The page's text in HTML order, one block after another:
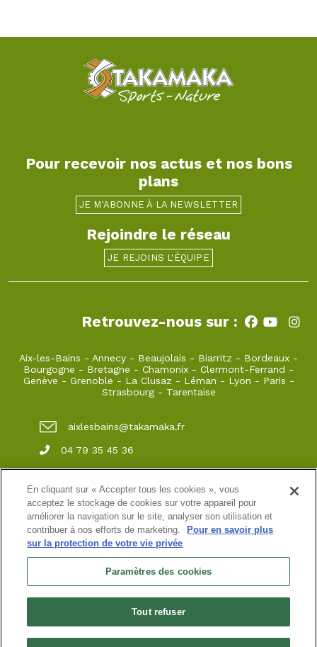
Pour recevoir nos actus et nos bons
plans
JE M'ABONNE À LA NEWSLETTER
Rejoindre le réseau
JE REJOINS L'ÉQUIPE
Retrouvez-nous sur :
Aix-les-Bains - Annecy - Beaujolais - Biarritz - Bordeaux -
Bourgogne - Bretagne - Chamonix - Clermont-Ferrand -
Genève - Grenoble - La Clusaz - Léman - Lyon - Paris -
Strasbourg- Tarentaise
aixlesbains@takamaka.fr
04 79 35 45 36
65, Boulevard du Lac Grand Port 73100 Aix-
les-Bains
Site classique-Mon compte-Informations pratiques
Conditions générales de vente-Newsletter
Chambéry
N° de TVA intracommunautaire : FR00 452 086 150
Habilitation n° HA.074.96.0039 | Agrément N° ET730501093 | RC
En cliquant sur « Accepter tous les cookies », vous
acceptez le stockage de cookies sur votre appareil pour
améliorer la navigation sur le site, analyser son utilisation et
contribuer à nos efforts de marketing.
Pour en savoir plus
sur la protection de votre vie privée
Paramètres des cookies
Tout refuser